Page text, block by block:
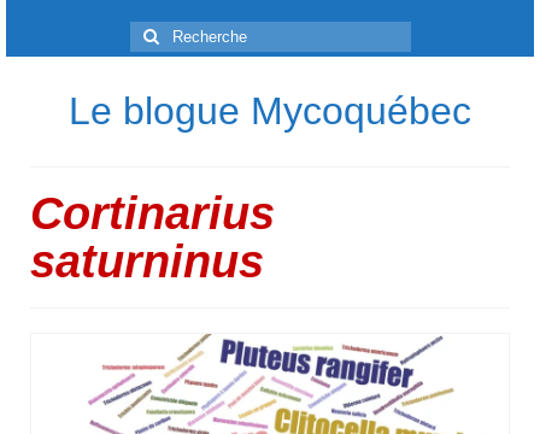
Rechercher
:
Le blogue Mycoquébec
Cortinarius
saturninus